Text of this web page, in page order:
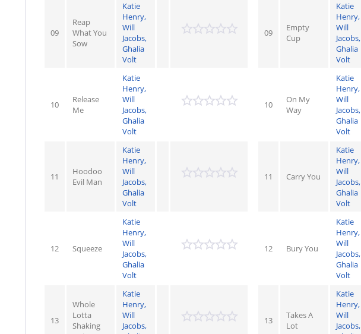
09
Reap
What You
Sow
Katie
Henry,
Will
Jacobs,
Ghalia
Volt
10
Release
Me
Katie
Henry,
Will
Jacobs,
Ghalia
Volt
11
Hoodoo
Evil Man
Katie
Henry,
Will
Jacobs,
Ghalia
Volt
12 Squeeze
Katie
Henry,
Will
Jacobs,
Ghalia
Volt
13
Whole
Lotta
Shaking
Katie
Henry,
Will
Jacobs,
09
Empty
Cup
Katie
Henry,
Will
Jacobs,
Ghalia
Volt
10
On My
Way
Katie
Henry,
Will
Jacobs,
Ghalia
Volt
11 Carry You
Katie
Henry,
Will
Jacobs,
Ghalia
Volt
12 Bury You
Katie
Henry,
Will
Jacobs,
Ghalia
Volt
13
Takes A
Lot
Katie
Henry,
Will
Jacobs,